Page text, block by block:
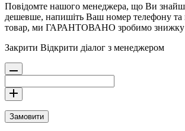
Повідомте нашого менеджера, що Ви
дешевше, напишіть Ваш номер телефону та
товар, ми ГАРАНТОВАНО зробимо
Закрити Відкрити діалог з менеджером
Замовити